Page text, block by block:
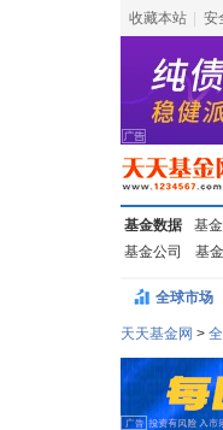
收藏本站 安
基金数据 基
基金公司
基
全球市场
天天基金网 >